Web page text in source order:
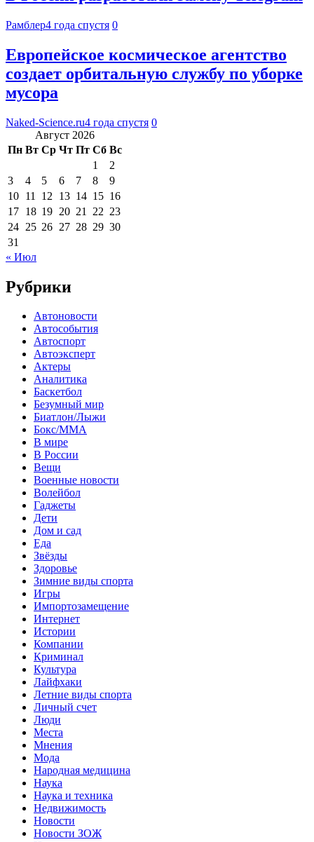
Рамблер4 года спустя 0
Европейское космическое агентство
создает орбитальную службу по уборке
мусора
Naked-Science.ru4 года спустя 0
Август 2026
Пн Вт Ср Чт Пт Сб Вс
1
2
3
4 5 6 7 8
9
10 11 12 13 14 15 16
17 18 19 20 21 22 23
24 25 26 27 28 29 30
31
« Июл
Рубрики
Автоновости
Автособытия
Автоспорт
Автоэксперт
Актеры
Аналитика
Баскетбол
Безумный мир
Биатлон/Лыжи
Бокс/MMA
В мире
В России
Вещи
Военные новости
Волейбол
Гаджеты
Дети
Дом и сад
Еда
Звёзды
Здоровье
Зимние виды спорта
Игры
Импортозамещение
Интернет
Истории
Компании
Криминал
Культура
Лайфхаки
Летние виды спорта
Личный счет
Люди
Места
Мнения
Мода
Народная медицина
Наука
Наука и техника
Недвижимость
Новости
Новости ЗОЖ